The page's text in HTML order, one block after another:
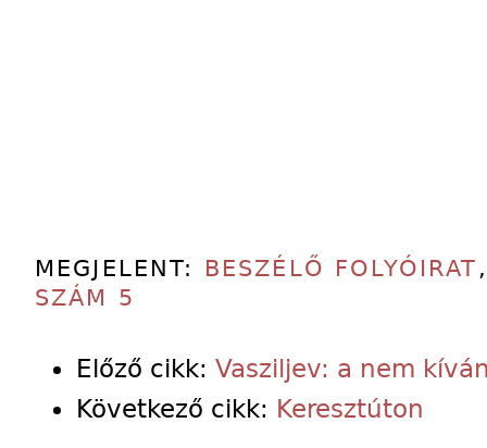
MEGJELENT: BESZÉLŐ FOLYÓIRAT
SZÁM 5
Előző cikk: Vasziljev: a nem
Következő cikk: Keresztúton